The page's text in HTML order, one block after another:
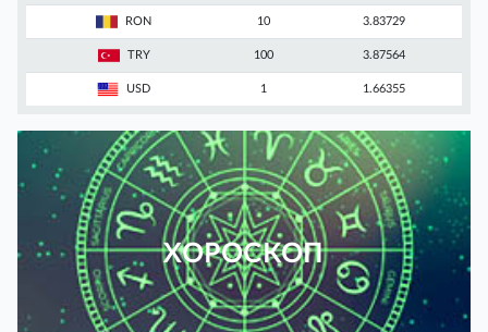
RON 10 3.83729
TRY 100 3.87564
USD 1 1.66355
ХОРОСКОП